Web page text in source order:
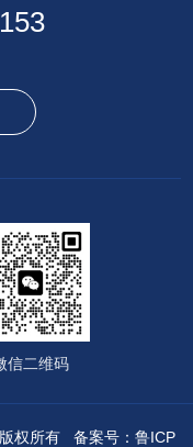
信二维码
权所有 备案号：鲁ICP